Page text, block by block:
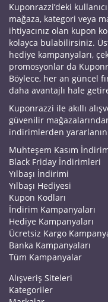
Kuponrazzi’deki
mağaza, kategori veya
ihtiyacınız olan kupon
kolayca bulabilirsiniz.
hediye kampanyaları,
promosyonlar da
Böylece, her an güncel
daha avantajlı hale
Kuponrazzi ile akıllı
güvenilir
indirimlerden
Muhteşem Kasım
Black Friday İndirimleri
Yılbaşı İndirimi
Yılbaşı Hediyesi
Kupon Kodları
İndirim Kampanyaları
Hediye Kampanyaları
Ücretsiz Kargo
Banka Kampanyaları
Tüm Kampanyalar
Alışveriş Siteleri
Kategoriler